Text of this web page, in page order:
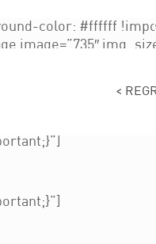
<
color: #ffffff
image=”735″
left: 40px !important;}”]